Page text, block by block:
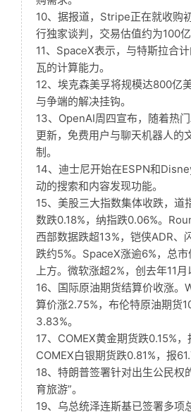
10、据报道，Stripe正在就收购
行独家谈判，交易估值约为100亿
11、SpaceX表示，与特斯拉合
瓦的计算能力。
12、埃克森美孚将规模达800亿
与争端的解决挂钩。
13、OpenAI周四宣布，随着热
更新，免费用户与聊天机器人的
制。
14、迪士尼开始在ESPN和
动的搜索和内容发现功能。
15、美股三大指数集体收跌，道
数跌0.18%，纳指跌0.06%。
西部数据跌超13%，铠侠ADR、
跌约5%。SpaceX涨逾6%，总
上方。微软涨超2%，创去年11月
16、国际原油期货结算价收涨。
算价涨2.75%，布伦特原油期货
3.83%。
17、COMEX黄金期货跌0.15%
COMEX白银期货跌0.81%，报
18、特朗普签署针对出生公民权
育旅游”。
19、乌总统泽连斯基已签署多项